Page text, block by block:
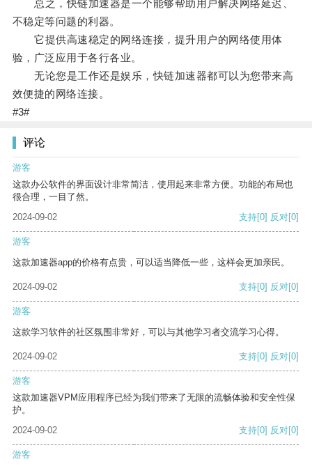
总之，快链加速器是一个能够帮助用户解决网络延迟、
不稳定等问题的利器。
它提供高速稳定的网络连接，提升用户的网络使用体
验，广泛应用于各行各业。
无论您是工作还是娱乐，快链加速器都可以为您带来高
效便捷的网络连接。
#3#
评论
游客
这款办公软件的界面设计非常简洁，使用起来非常方便。功能的布局也
很合理，一目了然。
2024-09-02
支持[0] 反对[0]
游客
这款加速器app的价格有点贵，可以适当降低一些，这样会更加亲民。
2024-09-02 支持[0] 反对[0]
游客
这款学习软件的社区氛围非常好，可以与其他学习者交流学习心得。
2024-09-02 支持[0] 反对[0]
游客
这款加速器VPM应用程序已经为我们带来了无限的流畅体验和安全性保
护。
2024-09-02
支持[0] 反对[0]
游客